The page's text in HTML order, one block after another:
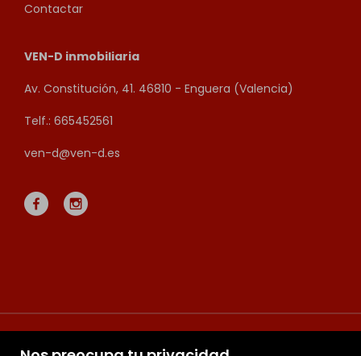
Contactar
VEN-D inmobiliaria
Av. Constitución, 41. 46810 - Enguera (Valencia)
Telf.: 665452561
ven-d@ven-d.es